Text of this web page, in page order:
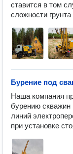
ставится в том
Бурение под
Наша компания
бурению скважин
линий
при установке